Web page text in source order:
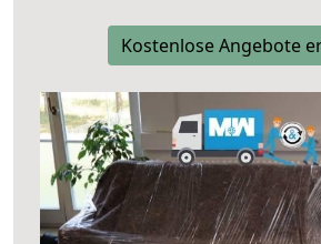
Kostenlose Angebote